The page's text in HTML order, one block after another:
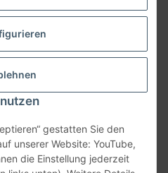
gestatten Sie den
unserer Website: YouTube,
die Einstellung jederzeit